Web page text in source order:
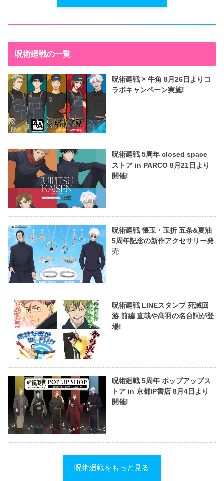
呪術廻戦の一覧
呪術廻戦 × 牛角 8月26日よりコ
ラボキャンペーン実施!
呪術廻戦 5周年 closed space
ストア in PARCO 8月21日より
開催!
呪術廻戦 懐玉・玉折 五条&夏油
5周年記念の新作アクセサリー発
売
呪術廻戦 LINEスタンプ 死滅回
游 前編 直哉や髙羽の名台詞が登
場!
呪術廻戦 5周年 ポップアップス
トア in 京都IP書店 8月4日より
開催!
呪術廻戦をもっと見る